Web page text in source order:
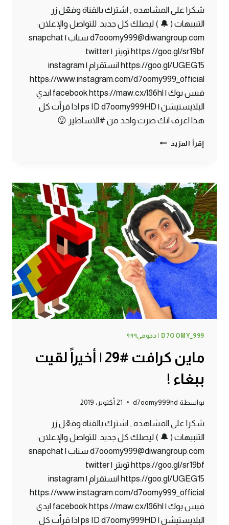
شكرا على المشاهده , اشترك بالقناة وفعّل زر
التنبيهات ( 🔔 ) ليصلك كل جديد. للتواصل والإعلان:
d7ooomy999@diwangroup.com سناب | snapchat
https://goo.gl/sr19bf تويتر | twitter
https://goo.gl/UGEG15 انستقرام | instagram
https://www.instagram.com/d7oomy999_official
فيس بوك | facebook https://maw.cx/l86hl ايدي
البلايستيشن | ps ID d7oomy999HD اذا قرأت كل
هذا اعرف انك صرت واحد من #الاساطير 😛
إقرأ المزيد ماين
لقيت
كنز
تحت
البحر
!
D7OOMY_999 | دحومي٩٩٩
ماين كرافت #29 | أخيراً لقيت
ببغاء !
بواسطة d7oomy999hd 21 أكتوبر، 2019
شكرا على المشاهده , اشترك بالقناة وفعّل زر
التنبيهات ( 🔔 ) ليصلك كل جديد. للتواصل والإعلان:
d7ooomy999@diwangroup.com سناب | snapchat
https://goo.gl/sr19bf تويتر | twitter
https://goo.gl/UGEG15 انستقرام | instagram
https://www.instagram.com/d7oomy999_official
فيس بوك | facebook https://maw.cx/l86hl ايدي
البلايستيشن | ps ID d7oomy999HD اذا قرأت كل